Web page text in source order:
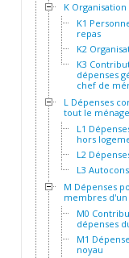
K Organisation
K1
repas
K2
K3
dépenses
chef de
L Dépenses
tout le ménage
L1
hors
L2
L3
M Dépenses
membres d'un
M0
dépenses
M1
noyau